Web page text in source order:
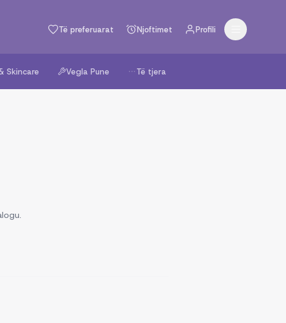
Të preferuarat Njoftimet Profili
Skincare Vegla Pune Të tjera